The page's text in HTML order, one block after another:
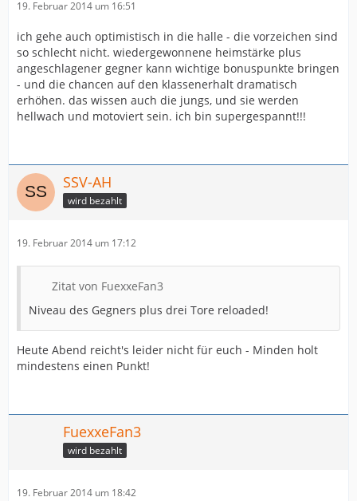
19. Februar 2014 um 16:51
ich gehe auch optimistisch in die halle - die vorzeichen sind
so schlecht nicht. wiedergewonnene heimstärke plus
angeschlagener gegner kann wichtige bonuspunkte bringen
- und die chancen auf den klassenerhalt dramatisch
erhöhen. das wissen auch die jungs, und sie werden
hellwach und motoviert sein. ich bin supergespannt!!!
SSV-AH
wird bezahlt
19. Februar 2014 um 17:12
Zitat von FuexxeFan3
Niveau des Gegners plus drei Tore reloaded!
Heute Abend reicht's leider nicht für euch - Minden holt
mindestens einen Punkt!
FuexxeFan3
wird bezahlt
19. Februar 2014 um 18:42